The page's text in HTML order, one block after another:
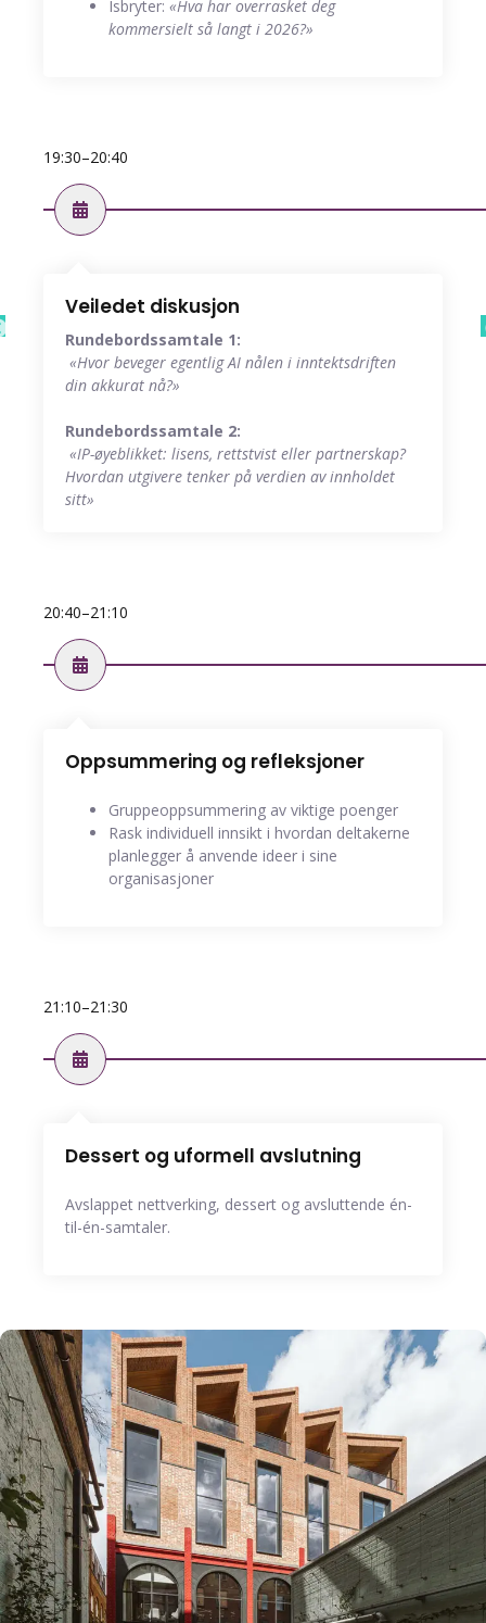
Isbryter: «Hva har overrasket deg
kommersielt så langt i 2026?»
19:30–20:40
Veiledet diskusjon
Rundebordssamtale 1:
«Hvor beveger egentlig AI nålen i inntektsdriften
din akkurat nå?»
Rundebordssamtale 2:
«IP-øyeblikket: lisens, rettstvist eller partnerskap?
Hvordan utgivere tenker på verdien av innholdet
sitt»
20:40–21:10
Oppsummering og refleksjoner
Gruppeoppsummering av viktige poenger
Rask individuell innsikt i hvordan deltakerne
planlegger å anvende ideer i sine
organisasjoner
21:10–21:30
Dessert og uformell avslutning
Avslappet nettverking, dessert og avsluttende én-
til-én-samtaler.